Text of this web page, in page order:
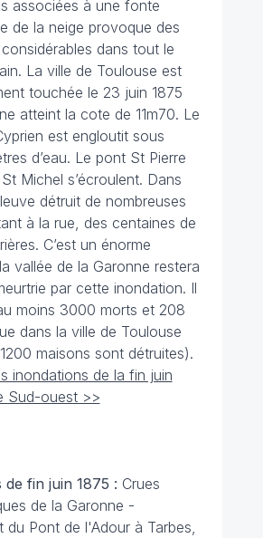
associées à une fonte
de la neige provoque des
dans tout le
La ville de Toulouse est
touchée le 23 juin 1875
atteint la cote de 11m70. Le
est engloutit sous
d’eau. Le pont St Pierre
Michel s’écroulent. Dans
détruit de nombreuses
à la rue, des centaines de
C’est un énorme
vallée de la Garonne restera
par cette inondation. Il
moins 3000 morts et 208
dans la ville de Toulouse
maisons sont détruites).
inondations de la fin juin
Sud-ouest >>
de fin juin 1875 : Crues
de la Garonne -
du Pont de l'Adour à Tarbes,